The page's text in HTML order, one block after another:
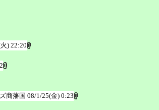
) 22:20
商藩国 08/1/25(金) 0:23